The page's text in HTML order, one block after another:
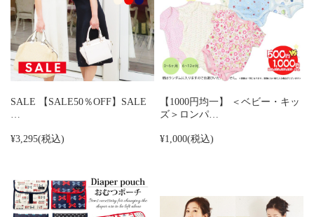
SALE 【SALE50％OFF】SALE
¥3,295(税込)
【1000円均一】 ＜ベビー・キッ
ズ＞ロンパ…
¥1,000(税込)